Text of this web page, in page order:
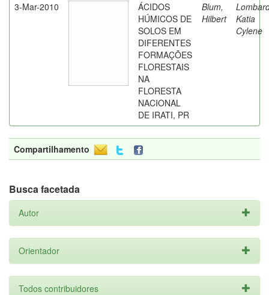
3-Mar-2010
ÁCIDOS
HÚMICOS DE
SOLOS EM
DIFERENTES
FORMAÇÕES
FLORESTAIS
NA
FLORESTA
NACIONAL
DE IRATI, PR
Blum,
Hilbert
Katia
Cylene
Compartilhamento
Busca facetada
Autor
Orientador
Todos contribuidores